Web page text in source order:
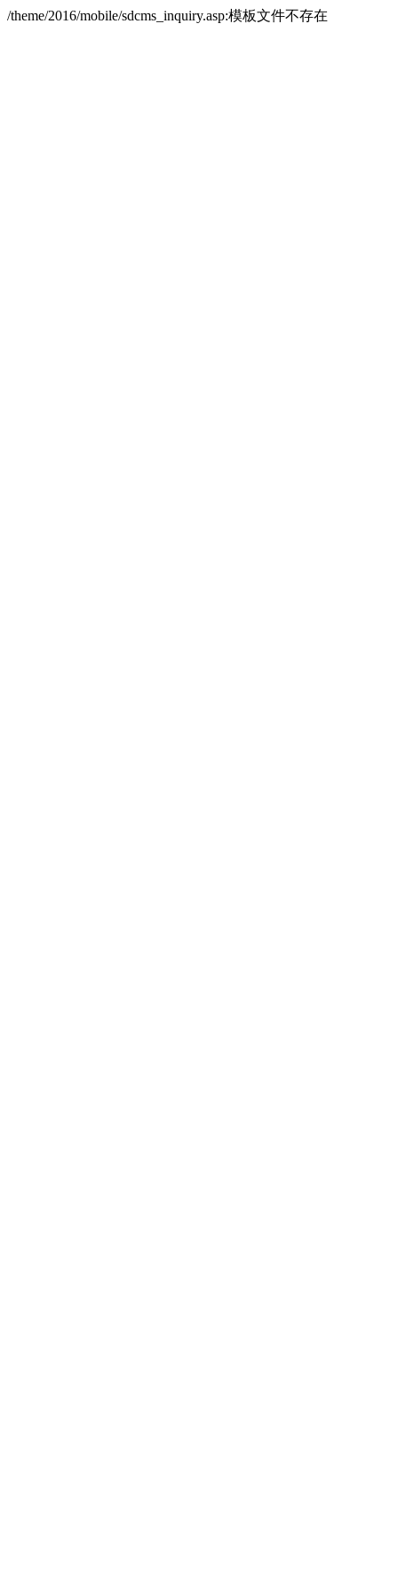
/theme/2016/mobile/sdcms_inquiry.asp:模板文件不存在